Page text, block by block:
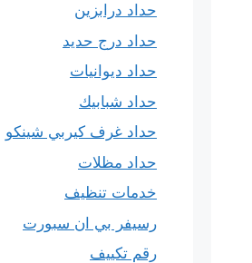
حداد درابزين
حداد درج حديد
حداد ديوانيات
حداد شبابيك
حداد غرف كيربي شينكو
حداد مظلات
خدمات تنظيف
رسيفر بي ان سبورت
رقم تكييف